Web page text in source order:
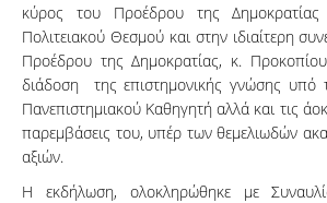
κύρος του Προέδρου της
Πολιτειακού Θεσμού και στην ιδιαίτερη
Προέδρου της Δημοκρατίας, κ.
διάδοση της επιστημονικής γνώσης υπό
Πανεπιστημιακού Καθηγητή αλλά και τις
παρεμβάσεις του, υπέρ των θεμελιωδών
αξιών.
Η εκδήλωση, ολοκληρώθηκε με